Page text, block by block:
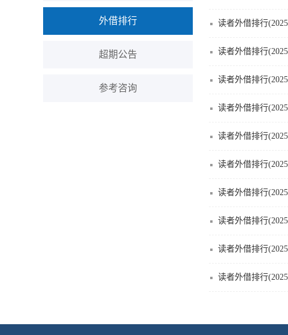
外借排行
超期公告
参考咨询
读者外借排行
读者外借排行
读者外借排行
读者外借排行
读者外借排行
读者外借排行
读者外借排行
读者外借排行
读者外借排行
读者外借排行